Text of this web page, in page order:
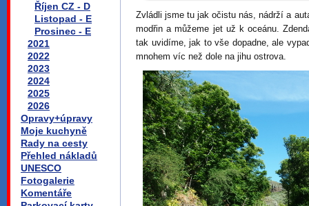
Říjen CZ - D
Listopad - E
Prosinec - E
2021
2022
2023
2024
2025
2026
Opravy+úpravy
Moje kuchyně
Rady na cesty
Přehled nákladů
UNESCO
Fotogalerie
Komentáře
Zvládli jsme tu jak očistu nás, nádrží a
modřin a můžeme jet už k oceánu.
tak uvidíme, jak to vše dopadne, ale
mnohem víc než dole na jihu ostrova.